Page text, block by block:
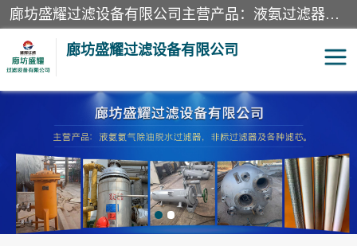
廊坊盛耀过滤设备有限公司主营产品：液氨过滤器、沼气过滤器、氨气分离器、二氧化碳过滤器、过滤器、液氨氨气过滤器、天然气过滤器、管道过滤器、*过滤器、液氨除油除水过滤器、氨气除油除水过滤器、焦炉煤气除焦油过滤器等。
廊坊盛耀过滤设备有限公司
二氧化碳过滤器 过滤器
液氨氨气过滤器 沼气过滤器
天然气过滤器 管道过滤器